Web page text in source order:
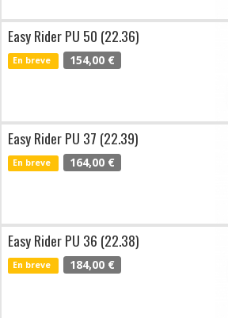
Easy Rider PU 50 (22.36)
En breve 154,00 €
Easy Rider PU 37 (22.39)
En breve 164,00 €
Easy Rider PU 36 (22.38)
En breve 184,00 €